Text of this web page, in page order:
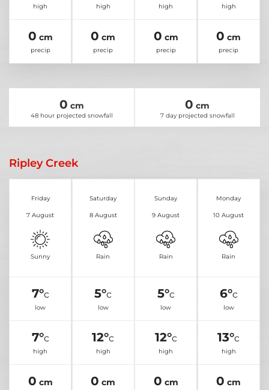
high
0 cm
precip
high
0 cm
precip
high
0 cm
precip
high
0 cm
precip
0 cm
48 hour projected snowfall
0 cm
7 day projected snowfall
Ripley Creek
Friday
7 August
Sunny
7°c
low
7°c
high
0 cm
Saturday
8 August
Rain
5°c
low
12°c
high
0 cm
Sunday
9 August
Rain
5°c
low
12°c
high
0 cm
Monday
10 August
Rain
6°c
low
13°c
high
0 cm